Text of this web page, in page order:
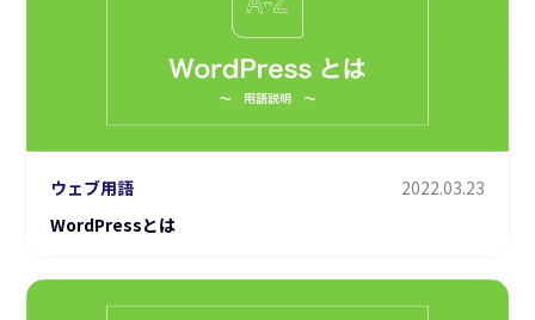
ウェブ用語
2022.03.23
WordPressとは